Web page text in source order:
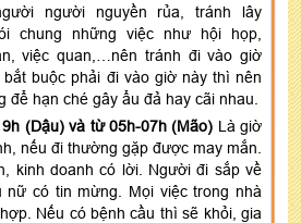
người nguyền rủa, tránh lây
chung những việc như hội họp,
việc quan,…nên tránh đi vào giờ
bắt buộc phải đi vào giờ này thì nên
để hạn ché gây ẩu đả hay cãi nhau.
(Dậu) và từ 05h-07h (Mão) Là giờ
nếu đi thường gặp được may mắn.
kinh doanh có lời. Người đi sắp về
nữ có tin mừng. Mọi việc trong nhà
Nếu có bệnh cầu thì sẽ khỏi, gia